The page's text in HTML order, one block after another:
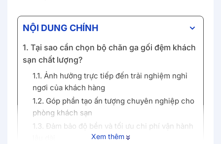
NỘI DUNG CHÍNH
1. Tại sao cần chọn bộ chăn ga gối đệm khách
sạn chất lượng?
1.1. Ảnh hưởng trực tiếp đến trải nghiệm nghỉ
ngơi của khách hàng
1.2. Góp phần tạo ấn tượng chuyên nghiệp cho
phòng khách sạn
1.3. Đảm bảo độ bền và tối ưu chi phí vận hành
Xem thêm